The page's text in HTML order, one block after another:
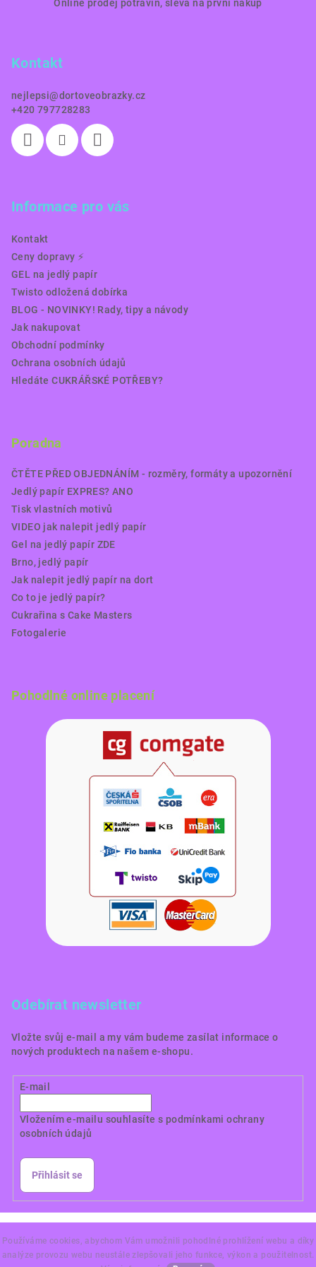
Používáme cookies, abychom Vám umožnili pohodlné prohlížení webu a díky
analýze provozu webu neustále zlepšovali jeho funkce, výkon a použitelnost.
Online prodej potravin, sleva na první nákup
Kontakt
nejlepsi@dortoveobrazky.cz
+420 797728283
Informace pro vás
Kontakt
Ceny dopravy ⚡️
GEL na jedlý papír
Twisto odložená dobírka
BLOG - NOVINKY! Rady, tipy a návody
Jak nakupovat
Obchodní podmínky
Ochrana osobních údajů
Hledáte CUKRÁŘSKÉ POTŘEBY?
Poradna
ČTĚTE PŘED OBJEDNÁNÍM - rozměry, formáty a upozornění
Jedlý papír EXPRES? ANO
Tisk vlastních motivů
VIDEO jak nalepit jedlý papír
Gel na jedlý papír ZDE
Brno, jedlý papír
Jak nalepit jedlý papír na dort
Co to je jedlý papír?
Cukrařina s Cake Masters
Fotogalerie
Pohodlné online placení
Odebírat newsletter
Vložte svůj e-mail a my vám budeme zasílat informace o
nových produktech na našem e-shopu.
E-mail
Vložením e-mailu souhlasíte s podmínkami ochrany
osobních údajů
Přihlásit se
vyhrazena.